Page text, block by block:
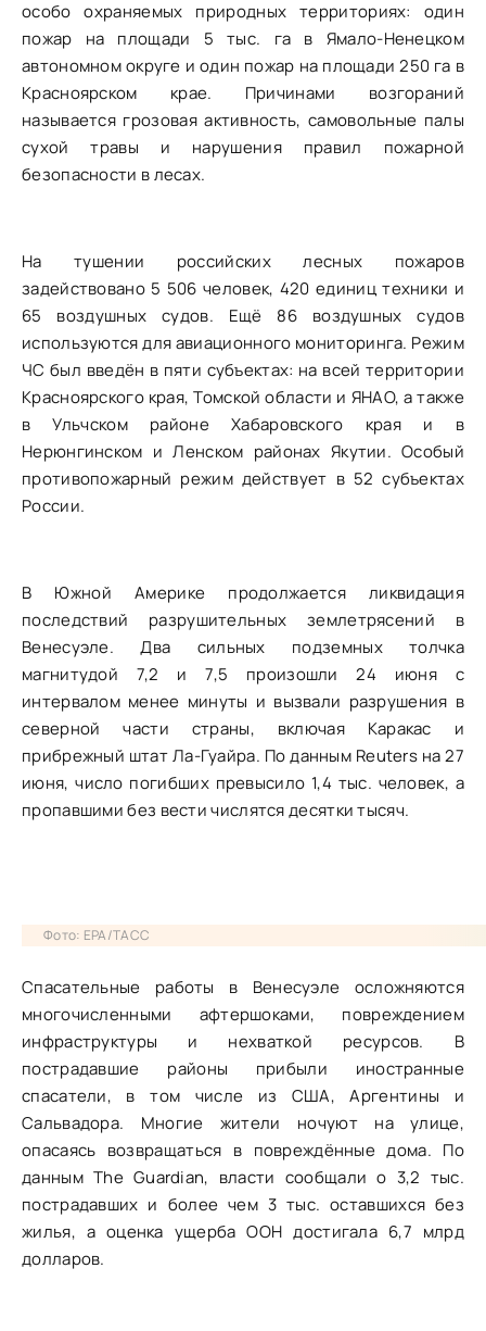
особо охраняемых природных территориях: один
пожар на площади 5 тыс. га в Ямало-Ненецком
автономном округе и один пожар на площади 250 га в
Красноярском крае. Причинами возгораний
называется грозовая активность, самовольные палы
сухой травы и нарушения правил пожарной
безопасности в лесах.
На тушении российских лесных пожаров
задействовано 5 506 человек, 420 единиц техники и
65 воздушных судов. Ещё 86 воздушных судов
используются для авиационного мониторинга. Режим
ЧС был введён в пяти субъектах: на всей территории
Красноярского края, Томской области и ЯНАО, а также
в Ульчском районе Хабаровского края и в
Нерюнгинском и Ленском районах Якутии. Особый
противопожарный режим действует в 52 субъектах
России.
В Южной Америке продолжается ликвидация
последствий разрушительных землетрясений в
Венесуэле. Два сильных подземных толчка
магнитудой 7,2 и 7,5 произошли 24 июня с
интервалом менее минуты и вызвали разрушения в
северной части страны, включая Каракас и
прибрежный штат Ла-Гуайра. По данным Reuters на 27
июня, число погибших превысило 1,4 тыс. человек, а
пропавшими без вести числятся десятки тысяч.
Фото: EPA/ТАСС
Спасательные работы в Венесуэле осложняются
многочисленными афтершоками, повреждением
инфраструктуры и нехваткой ресурсов. В
пострадавшие районы прибыли иностранные
спасатели, в том числе из США, Аргентины и
Сальвадора. Многие жители ночуют на улице,
опасаясь возвращаться в повреждённые дома. По
данным The Guardian, власти сообщали о 3,2 тыс.
пострадавших и более чем 3 тыс. оставшихся без
жилья, а оценка ущерба ООН достигала 6,7 млрд
долларов.